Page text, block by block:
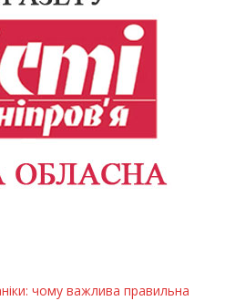
чому важлива правильна